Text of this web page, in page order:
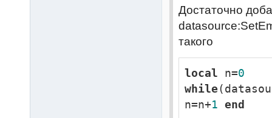
local
        datasource:Close()
      security.closePeriodAgo = closePeriodAgo
      security.difference =
Достаточно
такого
local n=0
while
n=n+1 end